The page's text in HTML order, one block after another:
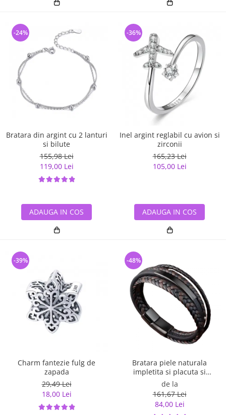
Bratara din argint cu 2 lanturi
si bilute
155,98 Lei
119,00 Lei
-24%
ADAUGA IN COS
Inel argint reglabil cu avion si
zirconii
165,23 Lei
105,00 Lei
-36%
ADAUGA IN COS
Charm fantezie fulg de
zapada
29,49 Lei
18,00 Lei
-39%
Bratara piele naturala
impletita si placuta si
inchizatoare din inox
de la
161,67 Lei
84,00 Lei
-48%